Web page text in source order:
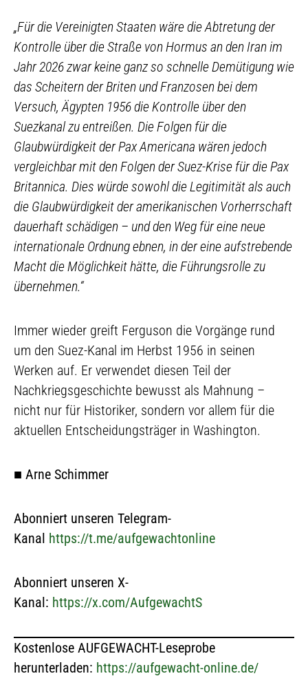
„Für die Vereinigten Staaten wäre die Abtretung der
Kontrolle über die Straße von Hormus an den Iran im
Jahr 2026 zwar keine ganz so schnelle Demütigung wie
das Scheitern der Briten und Franzosen bei dem
Versuch, Ägypten 1956 die Kontrolle über den
Suezkanal zu entreißen. Die Folgen für die
Glaubwürdigkeit der Pax Americana wären jedoch
vergleichbar mit den Folgen der Suez-Krise für die Pax
Britannica. Dies würde sowohl die Legitimität als auch
die Glaubwürdigkeit der amerikanischen Vorherrschaft
dauerhaft schädigen – und den Weg für eine neue
internationale Ordnung ebnen, in der eine aufstrebende
Macht die Möglichkeit hätte, die Führungsrolle zu
übernehmen.“
Immer wieder greift Ferguson die Vorgänge rund
um den Suez-Kanal im Herbst 1956 in seinen
Werken auf. Er verwendet diesen Teil der
Nachkriegsgeschichte bewusst als Mahnung –
nicht nur für Historiker, sondern vor allem für die
aktuellen Entscheidungsträger in Washington.
■ Arne Schimmer
Abonniert unseren Telegram-
Kanal https://t.me/aufgewachtonline
Abonniert unseren X-
Kanal: https://x.com/AufgewachtS
Kostenlose AUFGEWACHT-Leseprobe
herunterladen: https://aufgewacht-online.de/